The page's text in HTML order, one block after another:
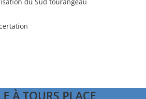
À TOURS PLACE